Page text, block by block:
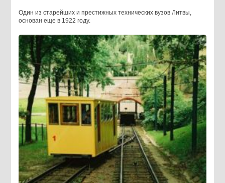
Один из старейших и престижных технических вузов Литвы,
основан еще в 1922 году.